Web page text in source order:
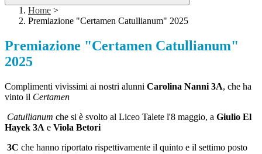
Home >
Premiazione "Certamen Catullianum" 2025
Premiazione "Certamen Catullianum"
2025
Complimenti vivissimi ai nostri alunni Carolina Nanni 3A, che ha
vinto il Certamen
Catullianum che si è svolto al Liceo Talete l'8 maggio, a Giulio El
Hayek 3A e Viola Betori
3C che hanno riportato rispettivamente il quinto e il settimo posto